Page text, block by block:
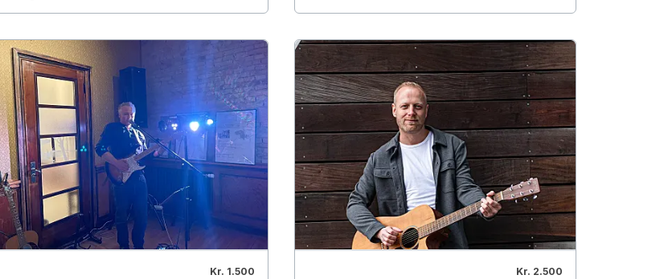
Kr. 1.500 Kr. 2.500